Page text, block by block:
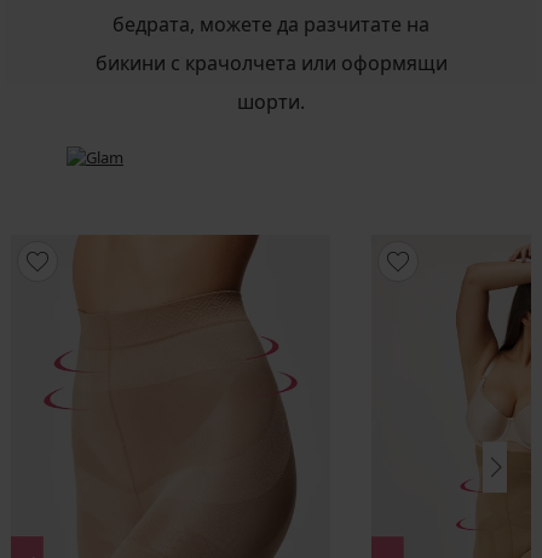
бедрата, можете да разчитате на
бикини с крачолчета или оформящи
шорти.